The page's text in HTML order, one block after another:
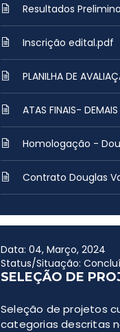
Resultados
Inscrição edital.pdf
PLANILHA DE
ATAS FINAIS-
Homologação -
Contrato Douglas
Data: 04, Março, 2024
Status/Situação:
SELEÇÃO DE
Seleção de projetos
categorias descritas